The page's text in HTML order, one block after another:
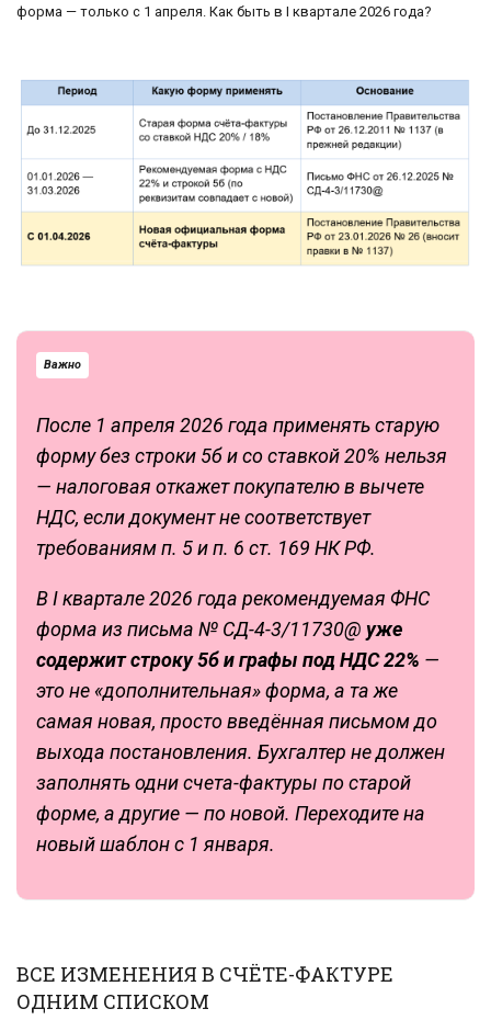
форма — только с 1 апреля. Как быть в I квартале 2026 года?
Важно
После 1 апреля 2026 года применять старую
форму без строки 5б и со ставкой 20% нельзя
— налоговая откажет покупателю в вычете
НДС, если документ не соответствует
требованиям п. 5 и п. 6 ст. 169 НК РФ.
В I квартале 2026 года рекомендуемая ФНС
форма из письма № СД-4-3/11730@ уже
содержит строку 5б и графы под НДС 22% —
это не «дополнительная» форма, а та же
самая новая, просто введённая письмом до
выхода постановления. Бухгалтер не должен
заполнять одни счета-фактуры по старой
форме, а другие — по новой. Переходите на
новый шаблон с 1 января.
ВСЕ ИЗМЕНЕНИЯ В СЧЁТЕ-ФАКТУРЕ
ОДНИМ СПИСКОМ